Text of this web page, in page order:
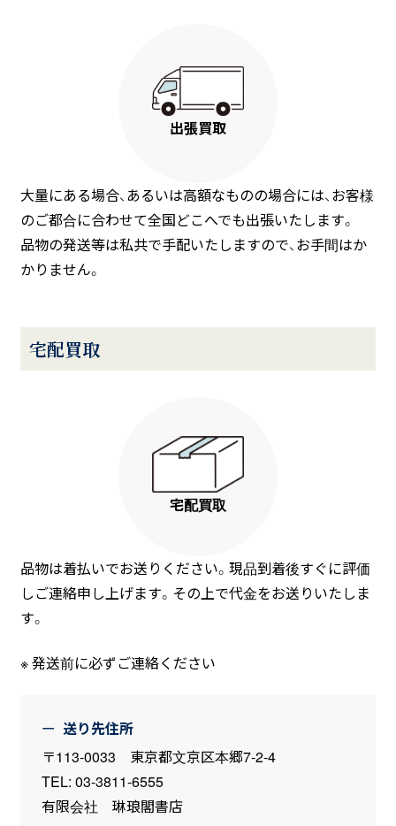
出張買取
大量にある場合、あるいは高額なものの場合には、お客様
のご都合に合わせて全国どこへでも出張いたします。
品物の発送等は私共で手配いたしますので、お手間はか
かりません。
宅配買取
宅配買取
品物は着払いでお送りください。現品到着後すぐに評価
しご連絡申し上げます。その上で代金をお送りいたしま
す。
発送前に必ずご連絡ください
送り先住所
〒113-0033 東京都文京区本郷7-2-4
TEL: 03-3811-6555
有限会社 琳琅閣書店